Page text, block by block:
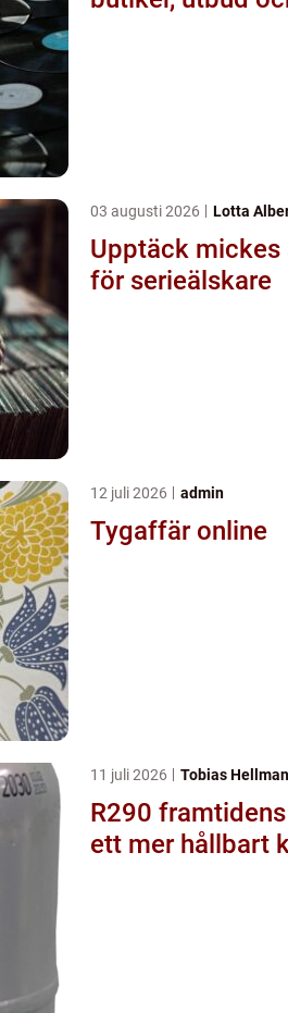
03 augusti 2026 Lotta
Upptäck mickes
för serieälskare
12 juli 2026 admin
Tygaffär online
11 juli 2026 Tobias Hellman
R290 framtidens köldmedium i
ett mer hållbart